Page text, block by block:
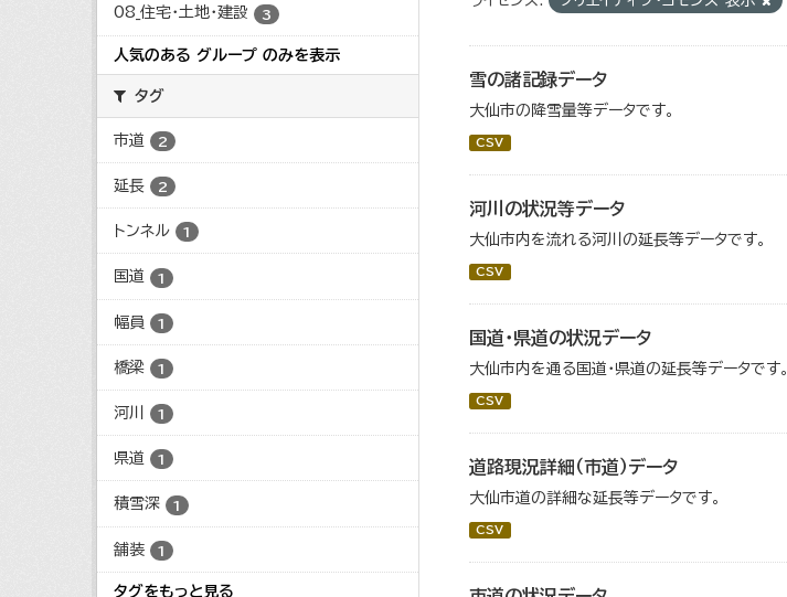
08_住宅・土地・建設 3
人気のある グループ のみを表示
タグ
市道 2
延長 2
トンネル 1
国道 1
幅員 1
橋梁 1
河川 1
県道 1
積雪深 1
舗装 1
タグをもっと見る
雪の諸記録データ
大仙市の降雪量等データです。
CSV
河川の状況等データ
大仙市内を流れる河川の延長等データです。
CSV
国道・県道の状況データ
大仙市内を通る国道・県道の延長等データです。
CSV
道路現況詳細（市道）データ
大仙市道の詳細な延長等データです。
CSV